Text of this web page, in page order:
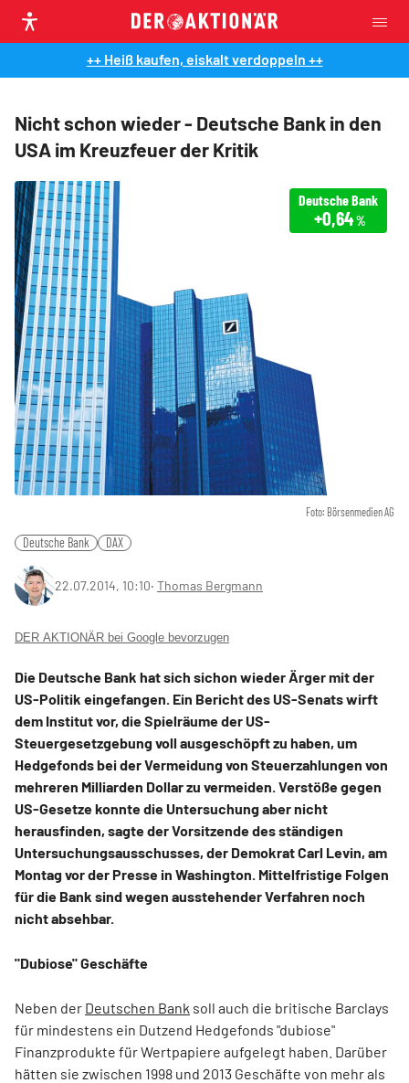
++ Heiß kaufen, eiskalt verdoppeln ++
Nicht schon wieder - Deutsche Bank in den
USA im Kreuzfeuer der Kritik
Foto: Börsenmedien AG
Deutsche Bank
+0,64%
Deutsche Bank DAX
22.07.2014, 10:10‧ Thomas Bergmann
DER AKTIONÄR bei Google bevorzugen
Die Deutsche Bank hat sich sichon wieder Ärger mit der
US-Politik eingefangen. Ein Bericht des US-Senats wirft
dem Institut vor, die Spielräume der US-
Steuergesetzgebung voll ausgeschöpft zu haben, um
Hedgefonds bei der Vermeidung von Steuerzahlungen von
mehreren Milliarden Dollar zu vermeiden. Verstöße gegen
US-Gesetze konnte die Untersuchung aber nicht
herausfinden, sagte der Vorsitzende des ständigen
Untersuchungsausschusses, der Demokrat Carl Levin, am
Montag vor der Presse in Washington. Mittelfristige Folgen
für die Bank sind wegen ausstehender Verfahren noch
nicht absehbar.
"Dubiose" Geschäfte
Neben der Deutschen Bank soll auch die britische Barclays
für mindestens ein Dutzend Hedgefonds "dubiose"
Finanzprodukte für Wertpapiere aufgelegt haben. Darüber
hätten sie zwischen 1998 und 2013 Geschäfte von mehr als